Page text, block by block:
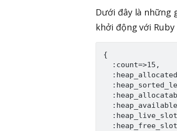
Dưới đây là những
khởi động với Ruby
{
  :count=>15,